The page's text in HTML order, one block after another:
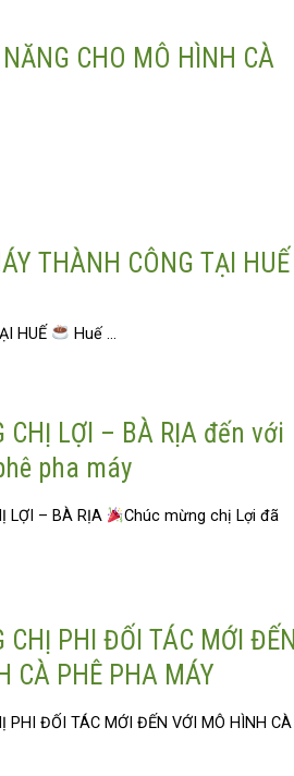
CHO MÔ HÌNH CÀ
THÀNH CÔNG TẠI HUẾ
HUẾ Huế ...
CHỊ LỢI – BÀ RỊA đến với
pha máy
LỢI – BÀ RỊA
Chúc mừng chị Lợi đã
CHỊ PHI ĐỐI TÁC MỚI ĐẾN
CÀ PHÊ PHA MÁY
PHI ĐỐI TÁC MỚI ĐẾN VỚI MÔ HÌNH CÀ